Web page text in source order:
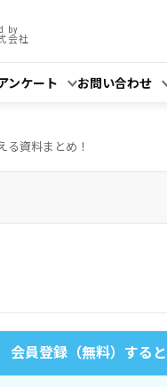
by
会社
ンケート お問い合わせ
る資料まとめ！
会員登録（無料）すると